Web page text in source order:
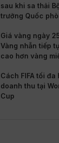
sau khi sa thải
trưởng Quốc
Giá vàng ngày
Vàng nhẫn tiếp
cao hơn vàng
Cách FIFA tối đa
doanh thu tại
Cup